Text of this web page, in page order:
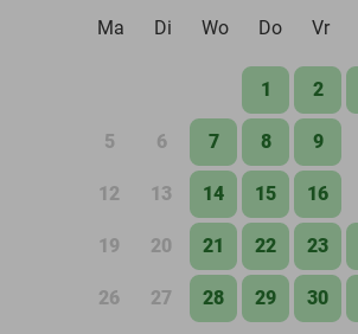
Ma
Di Wo Do Vr
1 2
5 6 7 8 9
12 13 14 15 16
19 20 21 22 23
26 27 28 29 30